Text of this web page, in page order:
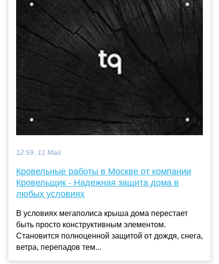
12:59, 11 Май
Кровельные работы в Москве от компании
Кровельщик - Надежная защита дома в
любых условиях
В условиях мегаполиса крыша дома перестает
быть просто конструктивным элементом.
Становится полноценной защитой от дождя, снега,
ветра, перепадов тем...